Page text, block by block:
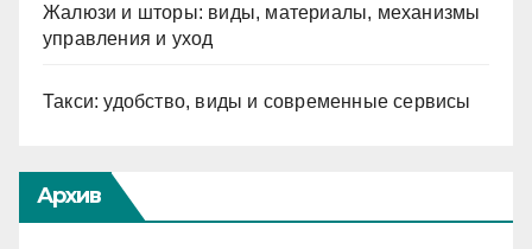
Жалюзи и шторы: виды, материалы, механизмы
управления и уход
Такси: удобство, виды и современные сервисы
Архив